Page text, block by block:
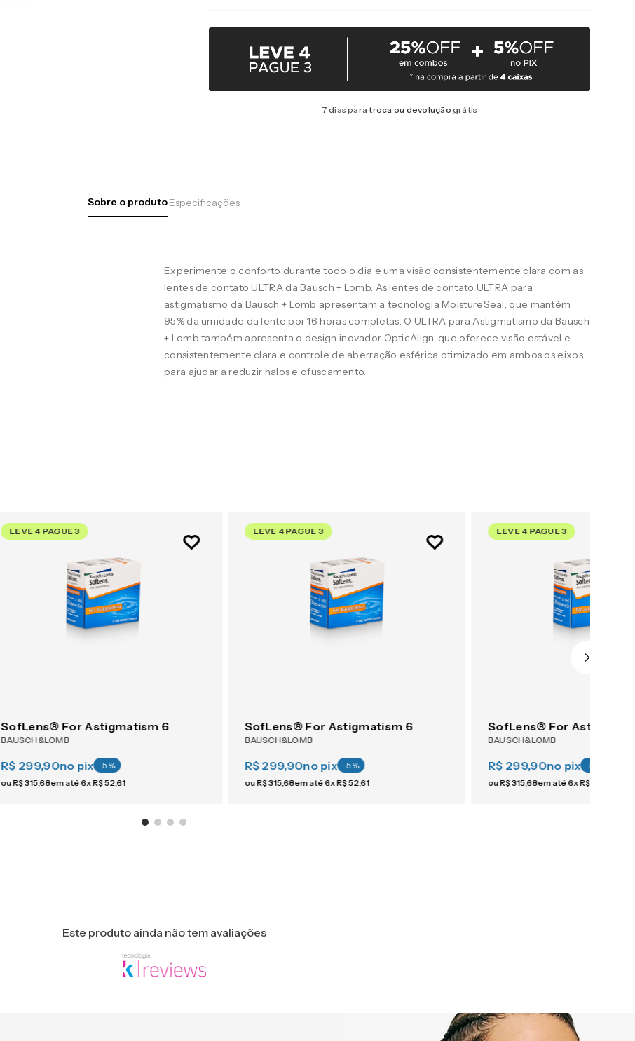
7 dias paratroca ou devolução grátis
Sobre o produtoEspecificações
Experimente o conforto durante todo o dia e uma visão consistentemente clara com as
lentes de contato ULTRA da Bausch + Lomb. As lentes de contato ULTRA para
astigmatismo da Bausch + Lomb apresentam a tecnologia MoistureSeal, que mantém
95% da umidade da lente por 16 horas completas. O ULTRA para Astigmatismo da Bausch
+ Lomb também apresenta o design inovador OpticAlign, que oferece visão estável e
consistentemente clara e controle de aberração esférica otimizado em ambos os eixos
para ajudar a reduzir halos e ofuscamento.
LEVE 4 PAGUE 3
SofLens® For Astigmatism 6
BAUSCH&LOMB
R$ 299,90no pix -5%
ouR$315,68em até6xR$52,61
LEVE 4 PAGUE 3
SofLens® For Astigmatism 6
BAUSCH&LOMB
R$ 299,90no pix -5%
ouR$315,68em até6xR$52,61
LEVE 4 PAGUE 3
SofLens® For
BAUSCH&LOMB
R$ 299,90no pix -5
ouR$315,68em até6xR$
Este produto ainda não tem avaliações